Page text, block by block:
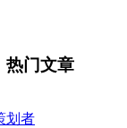
热门文章
划者